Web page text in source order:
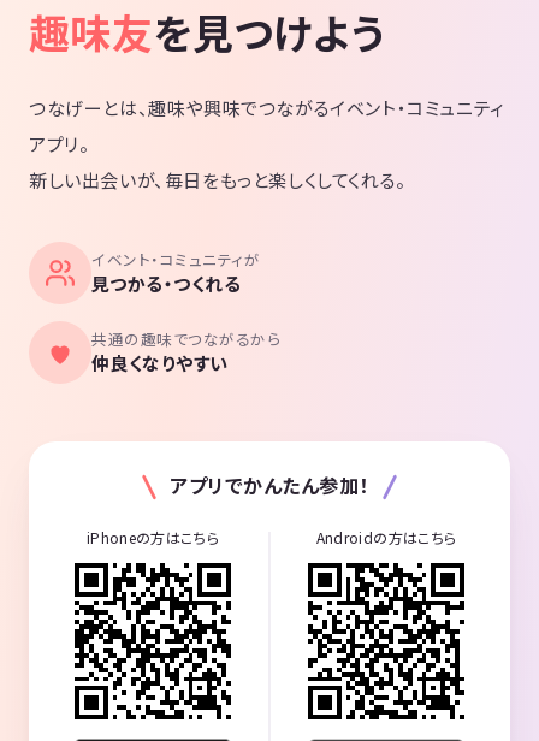
趣味友を見つけよう
つなげーとは、趣味や興味でつながるイベント・コミュニティ
アプリ。
新しい出会いが、毎日をもっと楽しくしてくれる。
イベント・コミュニティが
見つかる・つくれる
共通の趣味でつながるから
仲良くなりやすい
アプリでかんたん参加！
iPhoneの方はこちら Androidの方はこちら